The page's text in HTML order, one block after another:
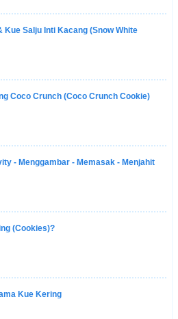
Kue Salju Inti Kacang (Snow White
Coco Crunch (Coco Crunch Cookie)
- Menggambar - Memasak - Menjahit
(Cookies)?
Kue Kering